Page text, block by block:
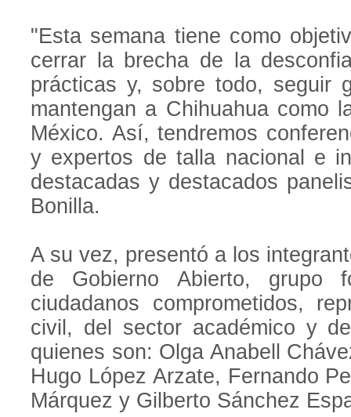
"Esta semana tiene como
cerrar la brecha de la
prácticas y, sobre todo, seguir
mantengan a Chihuahua como
México. Así, tendremos
y expertos de talla nacional e
destacadas y destacados
Bonilla.
A su vez, presentó a los
de Gobierno Abierto, grupo
ciudadanos comprometidos,
civil, del sector académico y
quienes son: Olga Anabell
Hugo López Arzate, Fernando
Márquez y Gilberto Sánchez